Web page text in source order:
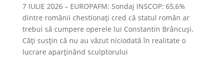
7 IULIE 2026 – EUROPAFM: Sondaj INSCOP: 65,6%
dintre românii chestionați cred că statul român ar
trebui să cumpere operele lui Constantin Brâncuși.
Câți susțin că nu au văzut niciodată în realitate o
lucrare aparținând sculptorului